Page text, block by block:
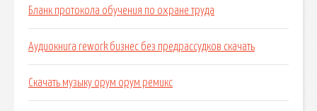
Бланк протокола обучения по охране труда
Аудиокнига rework бизнес без предрассудков скачать
Скачать музыку орум орум ремикс